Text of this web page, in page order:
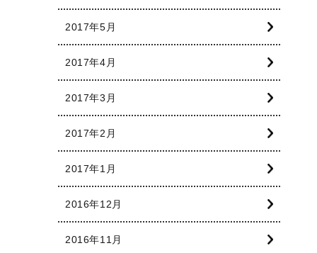
2017年5月
2017年4月
2017年3月
2017年2月
2017年1月
2016年12月
2016年11月